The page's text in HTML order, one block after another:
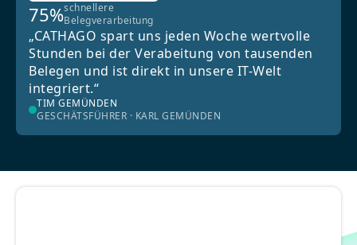
75%schnellere
Belegverarbeitung
„CATHAGO spart uns jeden Woche wertvolle
Stunden bei der Verabeitung von tausenden
Belegen und ist direkt in unsere IT-Welt
integriert.“
TIM GEMÜNDEN
GESCHÄTSFÜHRER · KARL GEMÜNDEN